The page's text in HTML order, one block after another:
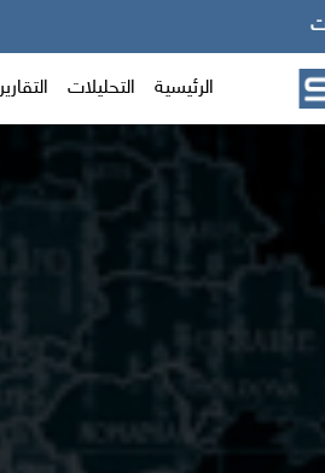
الرئيسية التحليلات التقارير